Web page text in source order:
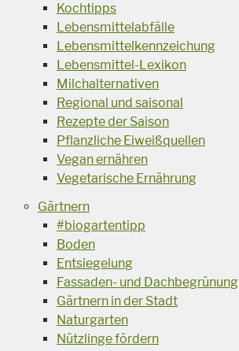
Kochtipps
Lebensmittelabfälle
Lebensmittelkennzeichung
Lebensmittel-Lexikon
Milchalternativen
Regional und saisonal
Rezepte der Saison
Pflanzliche Eiweißquellen
Vegan ernähren
Vegetarische Ernährung
Gärtnern
#biogartentipp
Boden
Entsiegelung
Fassaden- und Dachbegrünung
Gärtnern in der Stadt
Naturgarten
Nützlinge fördern